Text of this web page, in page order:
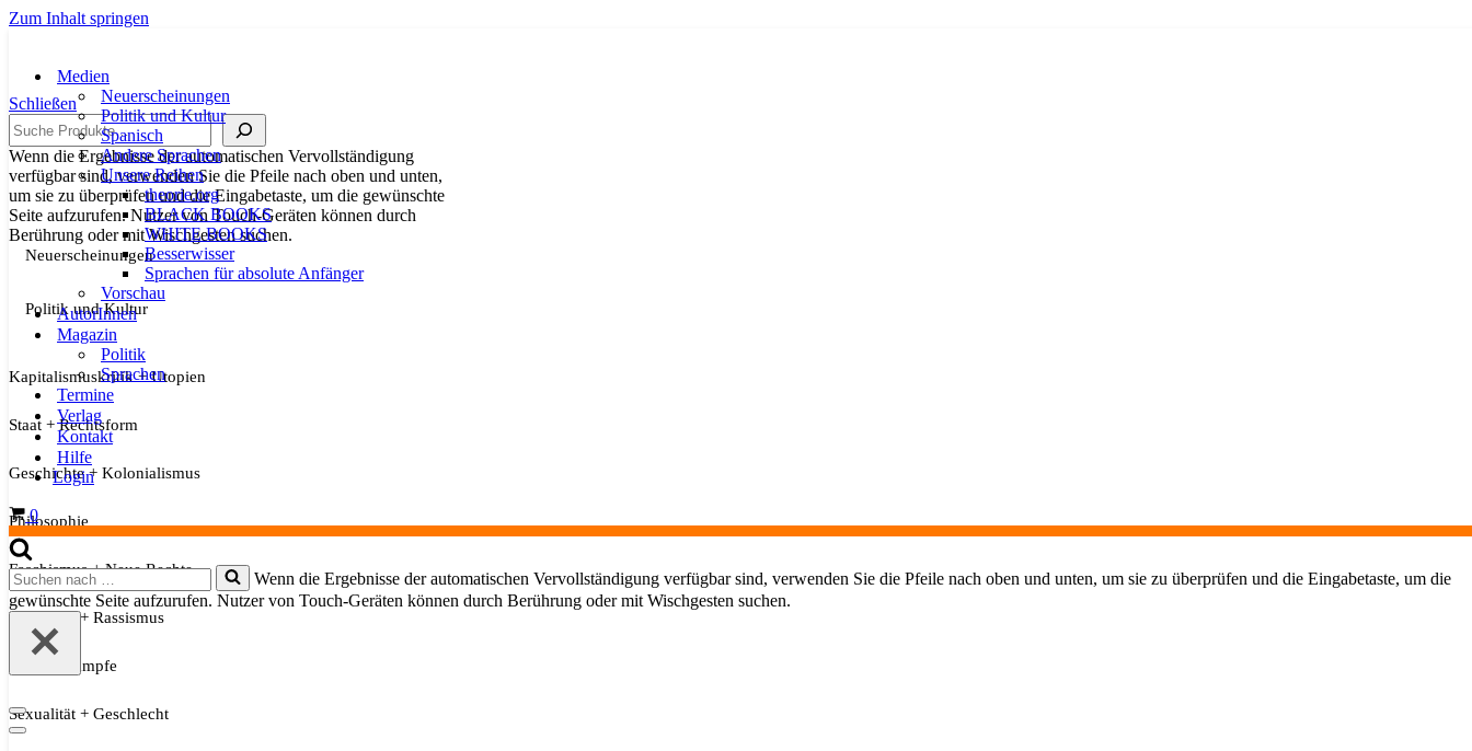
Zum Inhalt springen
Medien
Neuerscheinungen
Politik und Kultur
Spanisch
Andere Sprachen
Unsere Reihen
theorie.org
BLACK BOOKS
WHITE BOOKS
Besserwisser
Sprachen für absolute Anfänger
Vorschau
AutorInnen
Magazin
Politik
Sprachen
Termine
Verlag
Kontakt
Hilfe
Login
Warenkorb
0
Suchen
nach …
Wenn die Ergebnisse der automatischen Vervollständigung verfügbar sind, verwenden Sie die Pfeile nach oben und unten, um sie zu überprüfen und die Eingabetaste, um die
gewünschte Seite aufzurufen. Nutzer von Touch-Geräten können durch Berührung oder mit Wischgesten suchen.
Navigationsmenü
Navigationsmenü
Schließen
Suche
Wenn die Ergebnisse der automatischen Vervollständigung
verfügbar sind, verwenden Sie die Pfeile nach oben und unten,
um sie zu überprüfen und die Eingabetaste, um die gewünschte
Seite aufzurufen. Nutzer von Touch-Geräten können durch
Berührung oder mit Wischgesten suchen.
Neuerscheinungen
Politik und Kultur
Kapitalismuskritik + Utopien
Staat + Rechtsform
Geschichte + Kolonialismus
Philosophie
Faschismus + Neue Rechte
Migration + Rassismus
Soziale Kämpfe
Sexualität + Geschlecht